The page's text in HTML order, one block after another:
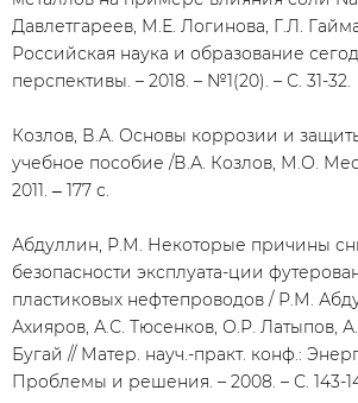
Давлетгареев, М.Е. Логинова, Г.Л.
Российская наука и образование
перспективы. – 2018. – №1(20). – С. 31-32.
Козлов, В.А. Основы коррозии и
учебное пособие /В.А. Козлов, М.О.
2011. ‒ 177 с.
Абдуллин, Р.М. Некоторые причины
безопасности эксплуата-ции
пластиковых нефтепроводов / Р.М.
Ахияров, А.С. Тюсенков, О.Р. Латыпов,
Бугай // Матер. науч.-практ. конф.:
Проблемы и решения. – 2008. – С. 143-